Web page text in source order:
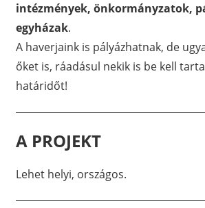
intézmények, önkormányzatok,
egyházak.
A haverjaink is pályázhatnak, de
őket is, ráadásul nekik is be kell
határidőt!
A PROJEKT
Lehet helyi, országos.